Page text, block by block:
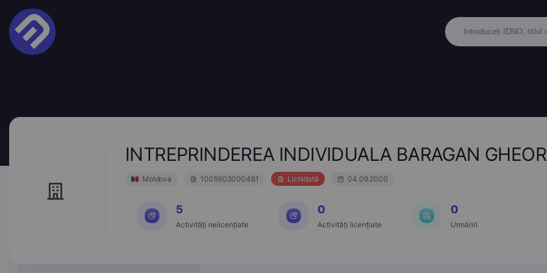
INTREPRINDEREA INDIVIDUALA BARAGAN
Moldova 1005603000481 Lichidată 04.09.2000
5
Activități nelicențiate
0
Activități licențiate
0
Urmăriri